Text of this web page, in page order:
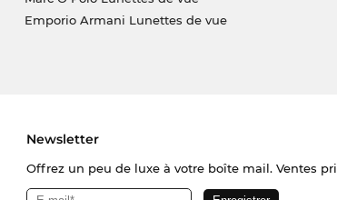
Emporio Armani Lunettes de vue
Newsletter
Offrez un peu de luxe à votre boîte mail. Ventes